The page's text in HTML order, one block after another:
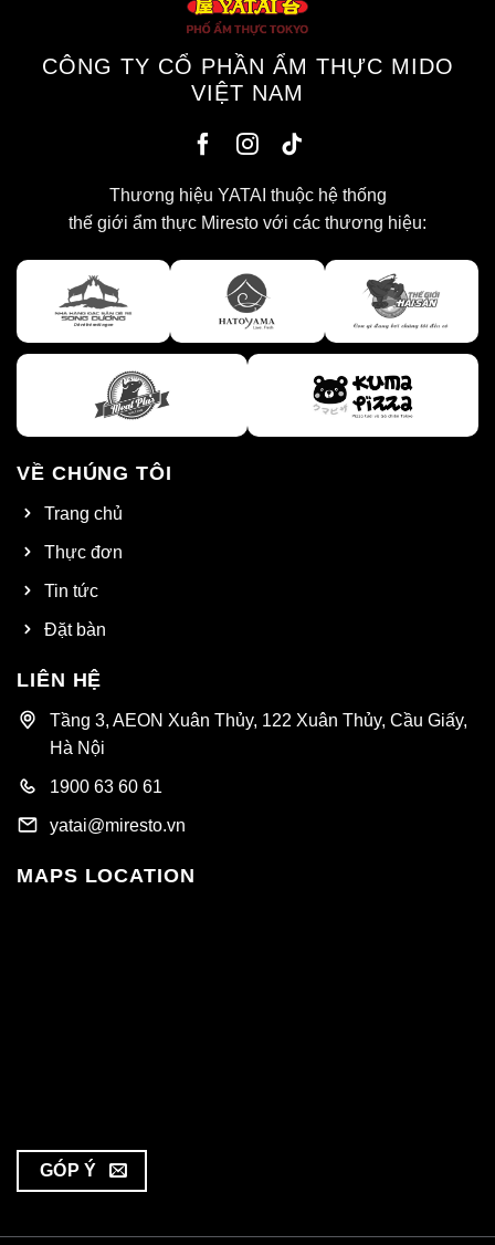
CÔNG TY CỔ PHẦN ẨM THỰC MIDO
VIỆT NAM
Thương hiệu YATAI thuộc hệ thống
thế giới ẩm thực Miresto với các thương hiệu:
VỀ CHÚNG TÔI
Trang chủ
Thực đơn
Tin tức
Đặt bàn
LIÊN HỆ
Tầng 3, AEON Xuân Thủy, 122 Xuân Thủy, Cầu Giấy,
Hà Nội
1900 63 60 61
yatai@miresto.vn
MAPS LOCATION
GÓP Ý